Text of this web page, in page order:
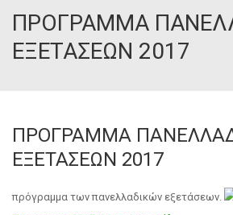
ΠΡΟΓΡΑΜΜΑ
ΕΞΕΤΑΣΕΩΝ 2017
ΠΡΟΓΡΑΜΜΑ
ΕΞΕΤΑΣΕΩΝ 2017
πρόγραμμα των πανελλαδικών εξετάσεων.